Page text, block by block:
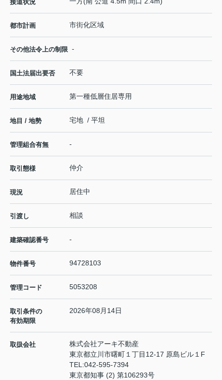
接道状況
都市計画 市街化区域
その他法令上の制限 -
国土法届出要否 不要
用途地域 第一種低層住居専用
地目 / 地勢 宅地 / 平坦
管理組合有無 -
取引態様 仲介
現況 居住中
引渡し 相談
建築確認番号 -
物件番号 94728103
管理コード 5053208
取引条件の
有効期限
2026年08月14日
取扱会社
株式会社アーキ不動産
東京都立川市曙町１丁目12-17 原島ビル１F
TEL:042-595-7394
東京都知事 (2) 第106293号